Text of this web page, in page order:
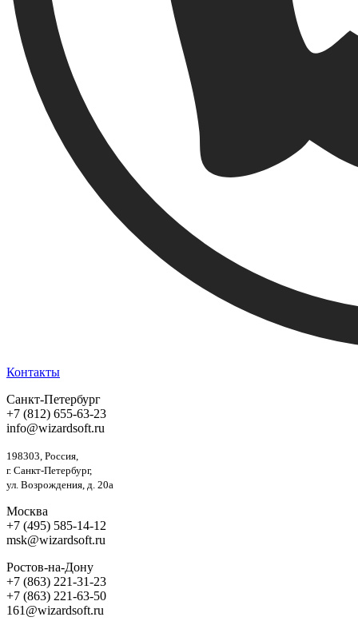
Контакты
Санкт-Петербург
+7 (812) 655-63-23
info@wizardsoft.ru
198303, Россия,
г. Санкт-Петербург,
ул. Возрождения, д. 20а
Москва
+7 (495) 585-14-12
msk@wizardsoft.ru
Ростов-на-Дону
+7 (863) 221-31-23
+7 (863) 221-63-50
161@wizardsoft.ru